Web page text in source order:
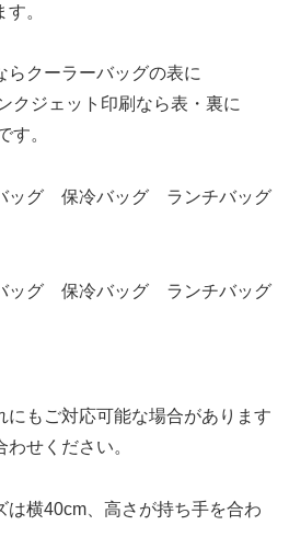
。
らクーラーバッグの表に
クジェット印刷なら表・裏に
す。
にもご対応可能な場合があります
せください。
は横40cm、高さが持ち手を合わ